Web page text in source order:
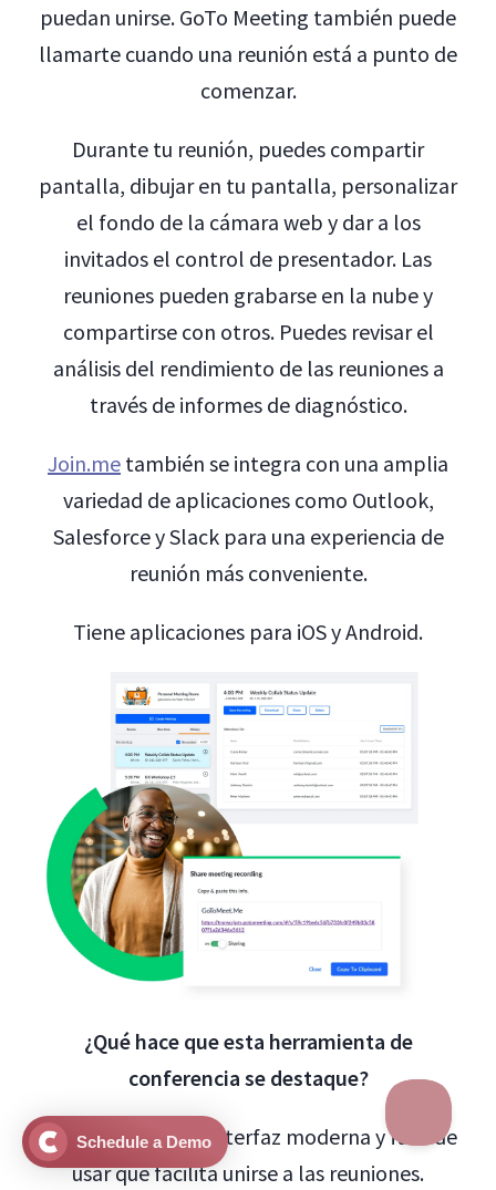
puedan unirse. GoTo Meeting también puede
llamarte cuando una reunión está a punto de
comenzar.
Durante tu reunión, puedes compartir
pantalla, dibujar en tu pantalla, personalizar
el fondo de la cámara web y dar a los
invitados el control de presentador. Las
reuniones pueden grabarse en la nube y
compartirse con otros. Puedes revisar el
análisis del rendimiento de las reuniones a
través de informes de diagnóstico.
Join.me también se integra con una amplia
variedad de aplicaciones como Outlook,
Salesforce y Slack para una experiencia de
reunión más conveniente.
Tiene aplicaciones para iOS y Android.
¿Qué hace que esta herramienta de
conferencia se destaque?
Join.metiene una interfaz moderna y fácil de
usar que facilita unirse a las reuniones.
Schedule a Demo